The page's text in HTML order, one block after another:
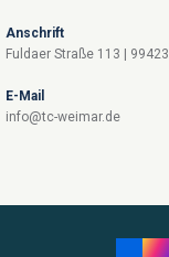
Anschrift
Fuldaer Straße 113 |
E-Mail
info@tc-weimar.de